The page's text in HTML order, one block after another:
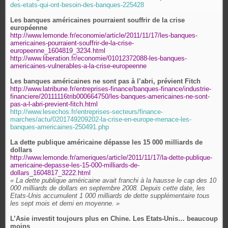
des-etats-qui-ont-besoin-des-banques-225428
Les banques américaines pourraient souffrir de la crise
européenne
http://www.lemonde.fr/economie/article/2011/11/17/les-banques-
americaines-pourraient-souffrir-de-la-crise-
europeenne_1604819_3234.html
http://www.liberation.fr/economie/01012372088-les-banques-
americaines-vulnerables-a-la-crise-europeenne
Les banques américaines ne sont pas à l’abri, prévient Fitch
http://www.latribune.fr/entreprises-finance/banques-finance/industrie-
financiere/20111116trib000664750/les-banques-americaines-ne-sont-
pas-a-l-abri-previent-fitch.html
http://www.lesechos.fr/entreprises-secteurs/finance-
marches/actu/0201749209202-la-crise-en-europe-menace-les-
banques-americaines-250491.php
La dette publique américaine dépasse les 15 000 milliards de
dollars
http://www.lemonde.fr/ameriques/article/2011/11/17/la-dette-publique-
americaine-depasse-les-15-000-milliards-de-
dollars_1604817_3222.html
« La dette publique américaine avait franchi à la hausse le cap des 10
000 milliards de dollars en septembre 2008. Depuis cette date, les
Etats-Unis accumulent 1 000 milliards de dette supplémentaire tous
les sept mois et demi en moyenne. »
L’Asie investit toujours plus en Chine. Les Etats-Unis… beaucoup
moins